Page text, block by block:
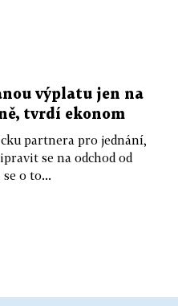
výplatu jen na
tvrdí ekonom
partnera pro jednání,
se na odchod od
o to...